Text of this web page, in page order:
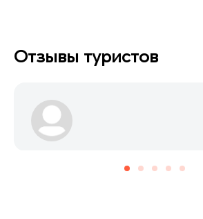
Отзывы туристов